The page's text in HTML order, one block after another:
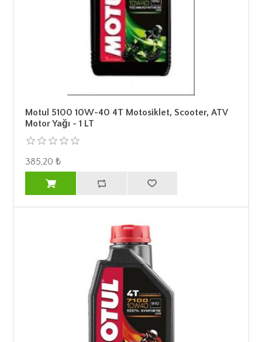
Motul 5100 10W-40 4T Motosiklet, Scooter, ATV
Motor Yağı - 1 LT
385,20 ₺